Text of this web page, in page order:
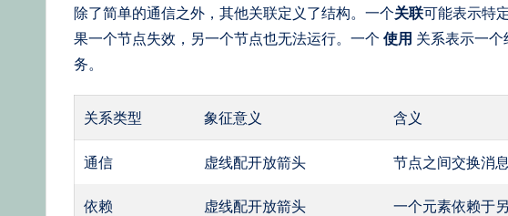
除了简单的通信之外，其他关联定义了结构。一个关联可能表示特
果一个节点失效，另一个节点也无法运行。一个 使用 关系表示一
务。
关系类型 象征意义 含义
通信 虚线配开放箭头 节点之间交换消
依赖 虚线配开放箭头 一个元素依赖于